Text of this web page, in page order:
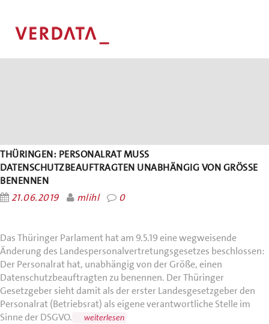
THÜRINGEN: PERSONALRAT MUSS
DATENSCHUTZBEAUFTRAGTEN UNABHÄNGIG VON GRÖSSE B
ENENNEN
21.06.2019
mlihl 0
Das Thüringer Parlament hat am 9.5.19 eine wegweisende
Änderung des Landespersonalvertretungsgesetzes beschlossen:
Der Personalrat hat, unabhängig von der Größe, einen
Datenschutzbeauftragten zu benennen. Der Thüringer
Gesetzgeber sieht damit als der erster Landesgesetzgeber den
Personalrat (Betriebsrat) als eigene verantwortliche Stelle im
Sinne der DSGVO.
weiterlesen